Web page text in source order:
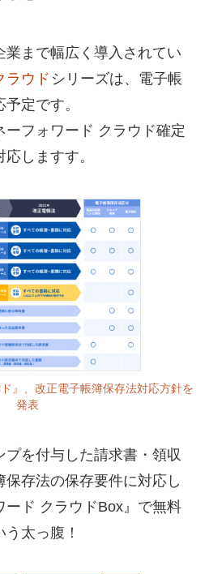
業まで幅広く導入されてい
ラウド シリーズは、電子帳
定です。
フォワード クラウド確定
しますす。
』、改正電子帳簿保存法対応方針を
発表
プを付与した請求書・領収
存法の保存要件に対応し
ード クラウドBox』で無料
太っ腹！